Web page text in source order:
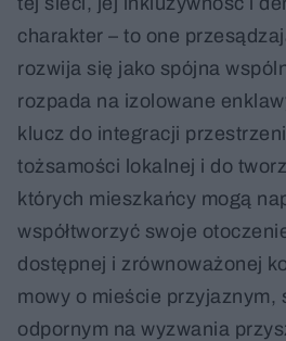
charakter – to one
rozwija się jako spójna
rozpada na izolowane
klucz do integracji
tożsamości lokalnej i do
których mieszkańcy mogą
współtworzyć swoje
dostępnej i zrównoważonej
mowy o mieście przyjaznym,
odpornym na wyzwania